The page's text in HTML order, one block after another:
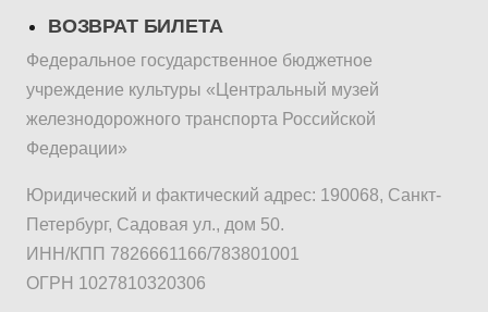
ВОЗВРАТ БИЛЕТА
Федеральное государственное бюджетное
учреждение культуры «Центральный музей
железнодорожного транспорта Российской
Федерации»
Юридический и фактический адрес: 190068, Санкт-
Петербург, Садовая ул., дом 50.
ИНН/КПП 7826661166/783801001
ОГРН 1027810320306